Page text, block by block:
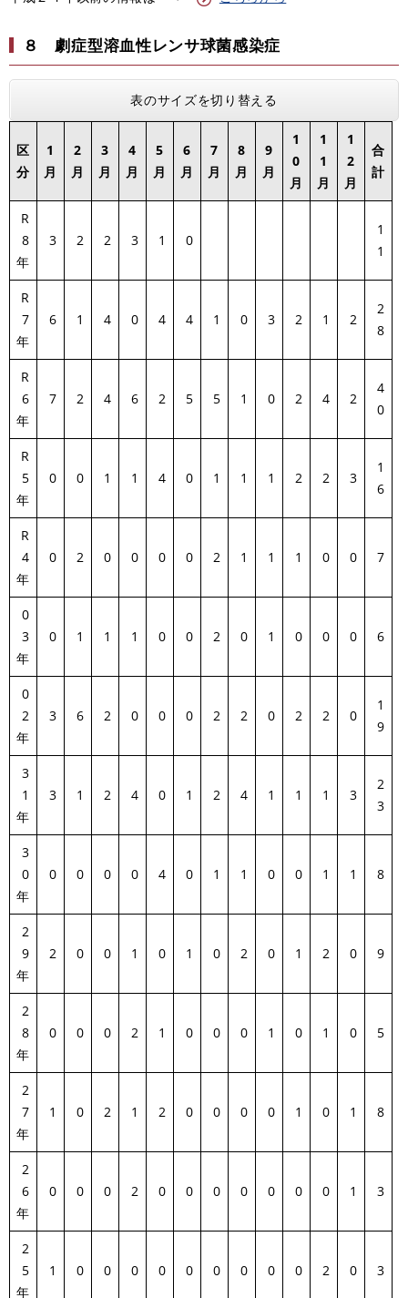
８ 劇症型溶血性レンサ球菌感染症
表のサイズを切り替える
区
分
1
月
2
月
3
月
4
月
5
月
6
月
7
月
8
月
9
月
1
0
月
1
1
月
1
2
月
合
計
R
8
年
3 2 2 3 1 0
1
1
R
7
年
6 1 4 0 4 4 1 0 3 2 1 2
2
8
R
6
年
7 2 4 6 2 5 5 1 0 2 4 2
4
0
R
5
年
0 0 1 1 4 0 1 1 1 2 2 3
1
6
R
4
年
0 2 0 0 0 0 2 1 1 1 0 0 7
0
3
年
0 1 1 1 0 0 2 0 1 0 0 0 6
0
2
年
3 6 2 0 0 0 2 2 0 2 2 0
1
9
3
1
年
3 1 2 4 0 1 2 4 1 1 1 3
2
3
3
0
年
0 0 0 0 4 0 1 1 0 0 1 1 8
2
9
年
2 0 0 1 0 1 0 2 0 1 2 0 9
2
8
年
0 0 0 2 1 0 0 0 1 0 1 0 5
2
7
年
1 0 2 1 2 0 0 0 0 1 0 1 8
2
6
年
0 0 0 2 0 0 0 0 0 0 0 1 3
2
5
年
1 0 0 0 0 0 0 0 0 0 2 0 3